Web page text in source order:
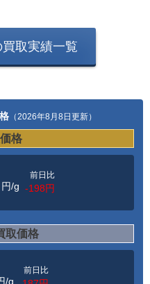
買取実績一覧
（2026年8月8日更新）
格
円/g
前日比
-198円
取価格
/g
前日比